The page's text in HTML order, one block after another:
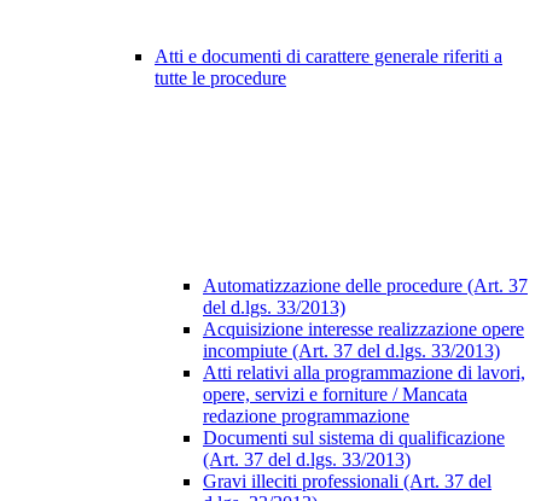
Atti e documenti di carattere generale riferiti a
tutte le procedure
Automatizzazione delle procedure (Art. 37
del d.lgs. 33/2013)
Acquisizione interesse realizzazione opere
incompiute (Art. 37 del d.lgs. 33/2013)
Atti relativi alla programmazione di lavori,
opere, servizi e forniture / Mancata
redazione programmazione
Documenti sul sistema di qualificazione
(Art. 37 del d.lgs. 33/2013)
Gravi illeciti professionali (Art. 37 del